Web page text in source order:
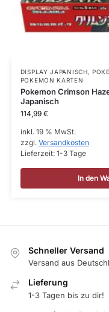
DISPLAY JAPANISCH,
POKEMON KARTEN
Pokemon Crimson
Japanisch
114,99 €
inkl. 19 % MwSt.
zzgl. Versandkosten
Lieferzeit: 1-3 Tage
In den
Schneller Versand
Versand aus
Lieferung
1-3 Tagen bis zu dir!